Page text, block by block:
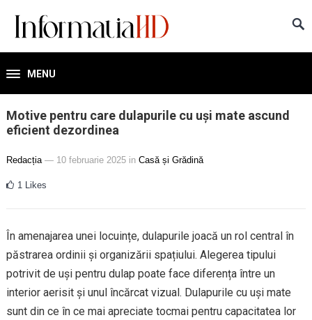
MENU
Motive pentru care dulapurile cu uși mate ascund
eficient dezordinea
Redacția — 10 februarie 2025 in Casă și Grădină
1 Likes
În amenajarea unei locuințe, dulapurile joacă un rol central în
păstrarea ordinii și organizării spațiului. Alegerea tipului
potrivit de uși pentru dulap poate face diferența între un
interior aerisit și unul încărcat vizual. Dulapurile cu uși mate
sunt din ce în ce mai apreciate tocmai pentru capacitatea lor